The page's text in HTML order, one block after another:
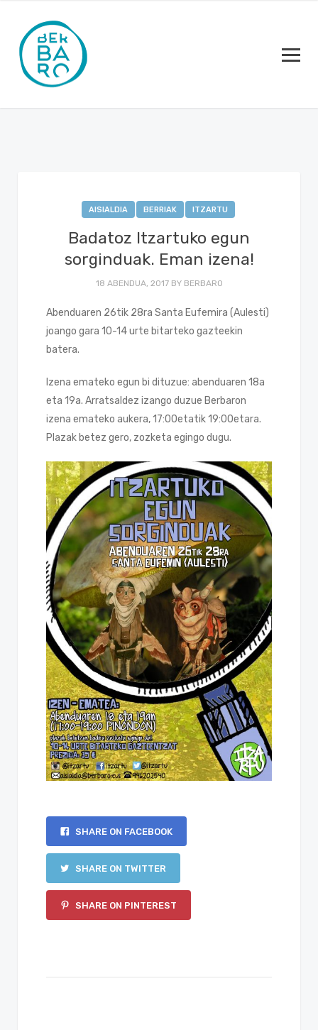
AISIALDIA BERRIAK ITZARTU
Badatoz Itzartuko egun
sorginduak. Eman izena!
18 ABENDUA, 2017 BY BERBARO
Abenduaren 26tik 28ra Santa Eufemira (Aulesti)
joango gara 10-14 urte bitarteko gazteekin
batera.
Izena emateko egun bi dituzue: abenduaren 18a
eta 19a. Arratsaldez izango duzue Berbaron
izena emateko aukera, 17:00etatik 19:00etara.
Plazak betez gero, zozketa egingo dugu.
SHARE ON FACEBOOK
SHARE ON TWITTER
SHARE ON PINTEREST